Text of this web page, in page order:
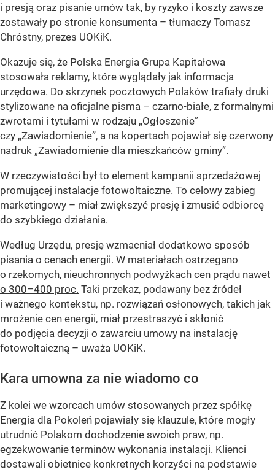
i presją oraz pisanie umów tak, by ryzyko i koszty zawsze
zostawały po stronie konsumenta – tłumaczy Tomasz
Chróstny, prezes UOKiK.
Okazuje się, że Polska Energia Grupa Kapitałowa
stosowała reklamy, które wyglądały jak informacja
urzędowa. Do skrzynek pocztowych Polaków trafiały druki
stylizowane na oficjalne pisma – czarno-białe, z formalnymi
zwrotami i tytułami w rodzaju „Ogłoszenie”
czy „Zawiadomienie”, a na kopertach pojawiał się czerwony
nadruk „Zawiadomienie dla mieszkańców gminy”.
W rzeczywistości był to element kampanii sprzedażowej
promującej instalacje fotowoltaiczne. To celowy zabieg
marketingowy – miał zwiększyć presję i zmusić odbiorcę
do szybkiego działania.
Według Urzędu, presję wzmacniał dodatkowo sposób
pisania o cenach energii. W materiałach ostrzegano
o rzekomych, nieuchronnych podwyżkach cen prądu nawet
o 300–400 proc. Taki przekaz, podawany bez źródeł
i ważnego kontekstu, np. rozwiązań osłonowych, takich jak
mrożenie cen energii, miał przestraszyć i skłonić
do podjęcia decyzji o zawarciu umowy na instalację
fotowoltaiczną – uważa UOKiK.
Kara umowna za nie wiadomo co
Z kolei we wzorcach umów stosowanych przez spółkę
Energia dla Pokoleń pojawiały się klauzule, które mogły
utrudnić Polakom dochodzenie swoich praw, np.
egzekwowanie terminów wykonania instalacji. Klienci
dostawali obietnice konkretnych korzyści na podstawie